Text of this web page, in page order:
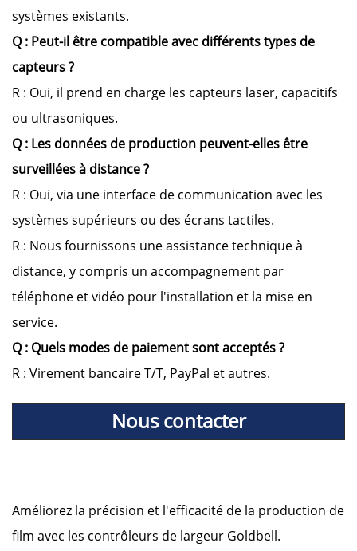
systèmes existants.
Q : Peut-il être compatible avec différents types de
capteurs ?
R : Oui, il prend en charge les capteurs laser, capacitifs
ou ultrasoniques.
Q : Les données de production peuvent-elles être
surveillées à distance ?
R : Oui, via une interface de communication avec les
systèmes supérieurs ou des écrans tactiles.
R : Nous fournissons une assistance technique à
distance, y compris un accompagnement par
téléphone et vidéo pour l'installation et la mise en
service.
Q : Quels modes de paiement sont acceptés ?
R : Virement bancaire T/T, PayPal et autres.
Nous contacter
Améliorez la précision et l'efficacité de la production de
film avec les contrôleurs de largeur Goldbell.